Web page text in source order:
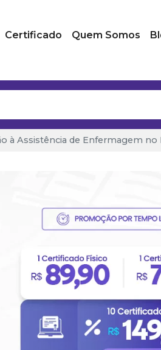
Certificado Quem Somos
à Assistência de Enfermagem no